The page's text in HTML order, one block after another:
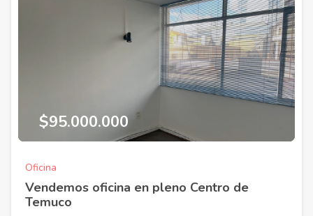
$95.000.000
Oficina
Vendemos oficina en pleno Centro de
Temuco